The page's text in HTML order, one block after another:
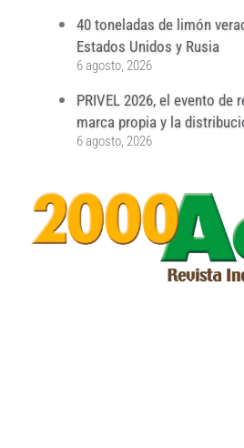
40 toneladas de limón
Estados Unidos y Rusia
6 agosto, 2026
PRIVEL 2026, el evento de
marca propia y la
6 agosto, 2026